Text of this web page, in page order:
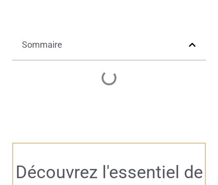
Sommaire
Découvrez l'essentiel de